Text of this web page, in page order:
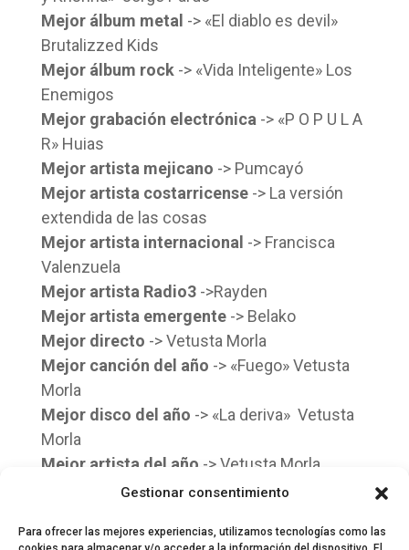
Gestionar consentimiento
Para ofrecer las mejores experiencias, utilizamos tecnologías como las
Mejor álbum metal -> «El diablo es devil»
Brutalizzed Kids
Mejor álbum rock-> «Vida Inteligente» Los
Enemigos
Mejor grabación electrónica -> «P O P U L A
R» Huias
Mejor artista mejicano -> Pumcayó
Mejor artista costarricense-> La versión
extendida de las cosas
Mejor artista internacional -> Francisca
Valenzuela
Mejor artista Radio3->Rayden
Mejor artista emergente-> Belako
Mejor directo -> Vetusta Morla
Mejor canción del año -> «Fuego» Vetusta
Morla
Mejor disco del año -> «La deriva» Vetusta
Morla
Mejor artista del año -> Vetusta Morla
Premio de honor Mario Pacheco-> Juan